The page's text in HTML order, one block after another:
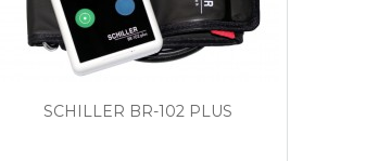
SCHILLER BR-102 PLUS